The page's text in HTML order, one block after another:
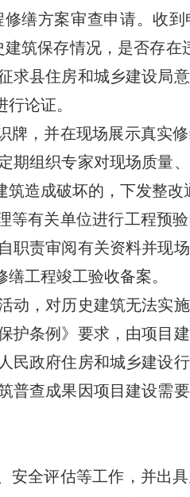
方案审查申请。收到
筑保存情况，是否存在
求县住房和城乡建设局
论证。
，并在现场展示真实
期组织专家对现场质量
造成破坏的，下发整改
有关单位进行工程预
职责审阅有关资料并现
工程竣工验收备案。
，对历史建筑无法实
护条例》要求，由项目
民政府住房和城乡建设
普查成果因项目建设需
全评估等工作，并出